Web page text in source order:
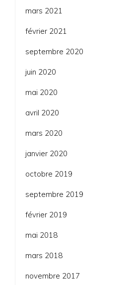
mars 2021
février 2021
septembre 2020
juin 2020
mai 2020
avril 2020
mars 2020
janvier 2020
octobre 2019
septembre 2019
février 2019
mai 2018
mars 2018
novembre 2017